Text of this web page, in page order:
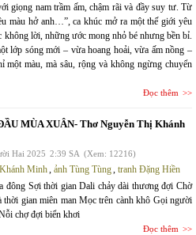
giọng nam trầm ấm, chậm rãi và đầy suy tư. Từ
màu hở anh…”, ca khúc mở ra một thế giới yêu
không lời, những ước mong nhỏ bé nhưng bền bỉ.
lớp sóng mới – vừa hoang hoải, vừa ấm nồng –
một màu, mà sâu, rộng và không ngừng chuyển
Đọc thêm
MÙA XUÂN- Thơ Nguyễn Thị Khánh
Hai 2025 2:39 SA (Xem: 12216)
Minh, ảnh Tùng Tùng, tranh Đặng Hiền
đông Sợi thời gian Dali chảy dài thương đợi Chờ
thời gian miên man Mọc trên cành khô Gọi người
chợ đợi biển khơi
Đọc thêm